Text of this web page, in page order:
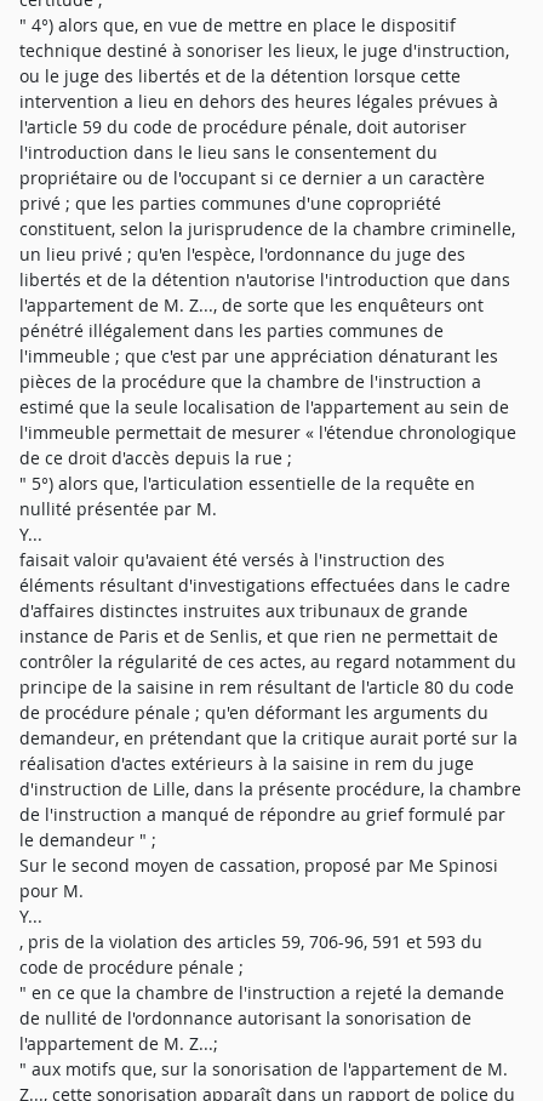
" 4°) alors que, en vue de mettre en place le dispositif
technique destiné à sonoriser les lieux, le juge d'instruction,
ou le juge des libertés et de la détention lorsque cette
intervention a lieu en dehors des heures légales prévues à
l'article 59 du code de procédure pénale, doit autoriser
l'introduction dans le lieu sans le consentement du
propriétaire ou de l'occupant si ce dernier a un caractère
privé ; que les parties communes d'une copropriété
constituent, selon la jurisprudence de la chambre criminelle,
un lieu privé ; qu'en l'espèce, l'ordonnance du juge des
libertés et de la détention n'autorise l'introduction que dans
l'appartement de M. Z..., de sorte que les enquêteurs ont
pénétré illégalement dans les parties communes de
l'immeuble ; que c'est par une appréciation dénaturant les
pièces de la procédure que la chambre de l'instruction a
estimé que la seule localisation de l'appartement au sein de
l'immeuble permettait de mesurer « l'étendue chronologique
de ce droit d'accès depuis la rue ;
" 5°) alors que, l'articulation essentielle de la requête en
nullité présentée par M.
Y...
faisait valoir qu'avaient été versés à l'instruction des
éléments résultant d'investigations effectuées dans le cadre
d'affaires distinctes instruites aux tribunaux de grande
instance de Paris et de Senlis, et que rien ne permettait de
contrôler la régularité de ces actes, au regard notamment du
principe de la saisine in rem résultant de l'article 80 du code
de procédure pénale ; qu'en déformant les arguments du
demandeur, en prétendant que la critique aurait porté sur la
réalisation d'actes extérieurs à la saisine in rem du juge
d'instruction de Lille, dans la présente procédure, la chambre
de l'instruction a manqué de répondre au grief formulé par
le demandeur " ;
Sur le second moyen de cassation, proposé par Me Spinosi
pour M.
Y...
, pris de la violation des articles 59, 706-96, 591 et 593 du
code de procédure pénale ;
" en ce que la chambre de l'instruction a rejeté la demande
de nullité de l'ordonnance autorisant la sonorisation de
l'appartement de M. Z...;
" aux motifs que, sur la sonorisation de l'appartement de M.
Z..., cette sonorisation apparaît dans un rapport de police du